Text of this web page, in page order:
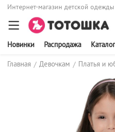
Интернет-магазин детской
Новинки Распродажа Каталог
Главная / Девочкам / Платья и